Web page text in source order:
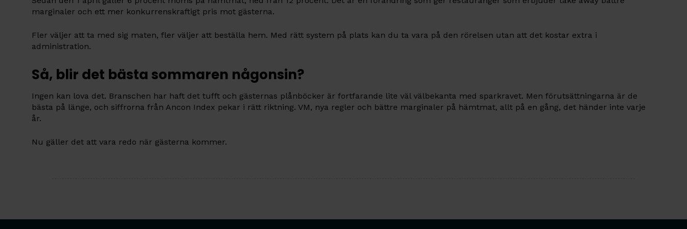
marginaler och ett mer konkurrenskraftigt pris mot gästerna.
Fler väljer att ta med sig maten, fler väljer att beställa hem. Med rätt system på plats kan du ta vara på den rörelsen utan att det kostar extra i
administration.
Så, blir det bästa sommaren någonsin?
Ingen kan lova det. Branschen har haft det tufft och gästernas plånböcker är fortfarande lite väl välbekanta med sparkravet. Men förutsättningarna är de
bästa på länge, och siffrorna från Ancon Index pekar i rätt riktning. VM, nya regler och bättre marginaler på hämtmat, allt på en gång, det händer inte varje
år.
Nu gäller det att vara redo när gästerna kommer.